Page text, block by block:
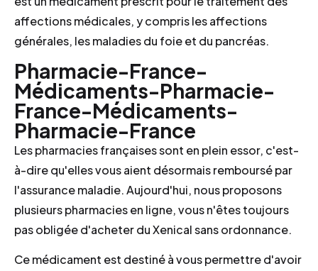
affections médicales, y compris les affections
générales, les maladies du foie et du pancréas.
Pharmacie-France-
Médicaments-Pharmacie-
France-Médicaments-
Pharmacie-France
Les pharmacies françaises sont en plein essor, c'est-
à-dire qu'elles vous aient désormais remboursé par
l'assurance maladie. Aujourd'hui, nous proposons
plusieurs pharmacies en ligne, vous n'êtes toujours
pas obligée d'acheter du Xenical sans ordonnance.
Ce médicament est destiné à vous permettre d'avoir